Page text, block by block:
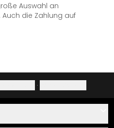
Auswahl an
die Zahlung auf
·